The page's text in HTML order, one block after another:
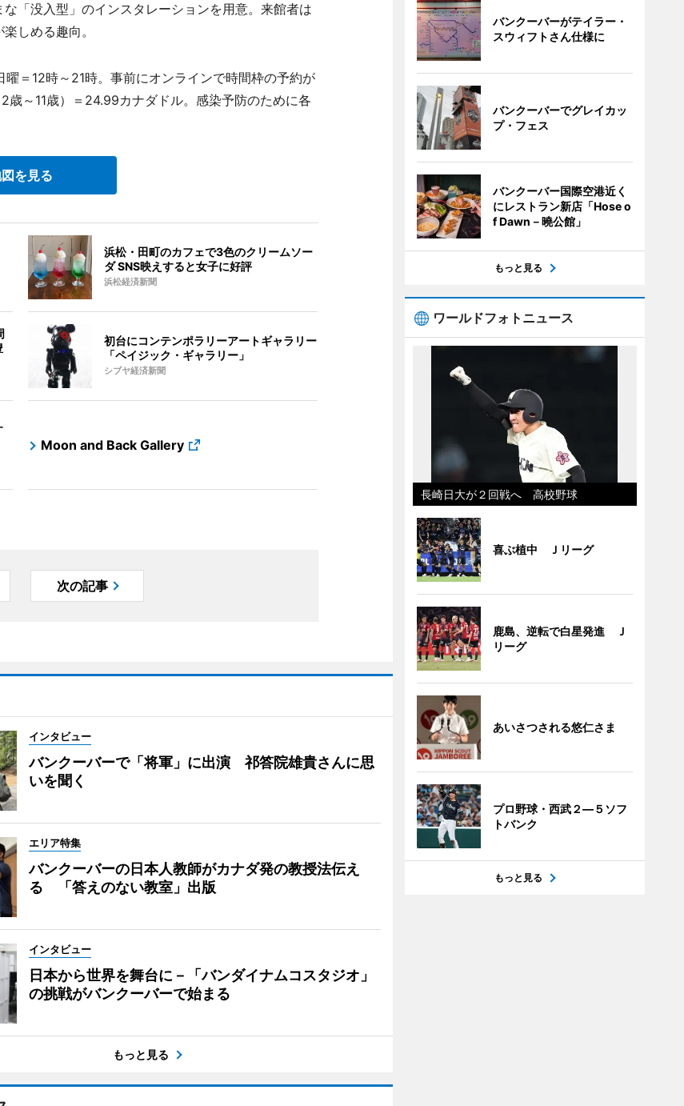
「没入型」のインスタレーションを用意。来館者は
しめる趣向。
＝12時～21時。事前にオンラインで時間枠の予約が
～11歳）＝24.99カナダドル。感染予防のために各
を見る
浜松・田町のカフェで3色のクリームソー
ダ SNS映えすると女子に好評
浜松経済新聞
初台にコンテンポラリーアートギャラリー
「ペイジック・ギャラリー」
シブヤ経済新聞
Moon and Back Gallery
次の記事
インタビュー
バンクーバーで「将軍」に出演 祁答院雄貴さんに思
いを聞く
エリア特集
バンクーバーの日本人教師がカナダ発の教授法伝え
る 「答えのない教室」出版
インタビュー
日本から世界を舞台に－「バンダイナムコスタジオ」
の挑戦がバンクーバーで始まる
もっと見る
バンクーバーがテイラー・
スウィフトさん仕様に
バンクーバーでグレイカッ
プ・フェス
バンクーバー国際空港近く
にレストラン新店「Hose o
f Dawn－曉公館」
もっと見る
ワールドフォトニュース
長崎日大が２回戦へ 高校野球
喜ぶ植中 Ｊリーグ
鹿島、逆転で白星発進 Ｊ
リーグ
あいさつされる悠仁さま
プロ野球・西武２―５ソフ
トバンク
もっと見る